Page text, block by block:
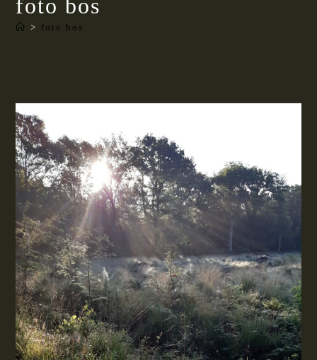
foto bos
> foto bos